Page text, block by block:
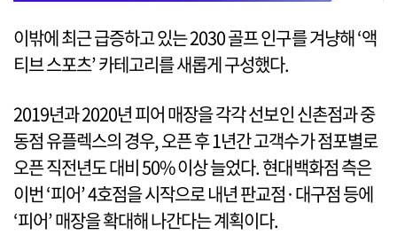
이밖에 최근 급증하고 있는 2030 골프 인구를 겨냥해 ‘액
티브 스포츠’ 카테고리를 새롭게 구성했다.
2019년과 2020년 피어 매장을 각각 선보인 신촌점과 중
동점 유플렉스의 경우, 오픈 후 1년간 고객수가 점포별로
오픈 직전년도 대비 50% 이상 늘었다. 현대백화점 측은
이번 ‘피어’ 4호점을 시작으로 내년 판교점·대구점 등에
‘피어’ 매장을 확대해 나간다는 계획이다.